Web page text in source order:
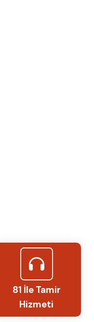
81 İle Tamir
Hizmeti